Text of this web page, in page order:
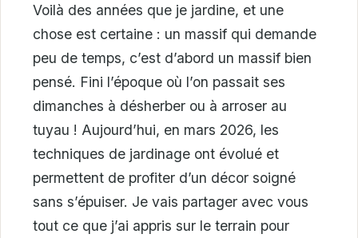
Voilà des années que je jardine, et une
chose est certaine : un massif qui demande
peu de temps, c’est d’abord un massif bien
pensé. Fini l’époque où l’on passait ses
dimanches à désherber ou à arroser au
tuyau ! Aujourd’hui, en mars 2026, les
techniques de jardinage ont évolué et
permettent de profiter d’un décor soigné
sans s’épuiser. Je vais partager avec vous
tout ce que j’ai appris sur le terrain pour